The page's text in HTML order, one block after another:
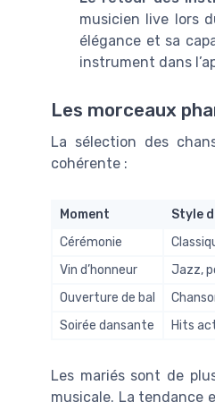
musicien live lors
élégance et sa
instrument dans
Les morceaux
La sélection des
cohérente :
Moment Style
Cérémonie
Vin d’honneur
Jazz,
Ouverture de bal
Soirée dansante
Hits
Les mariés sont de
musicale. La tendance